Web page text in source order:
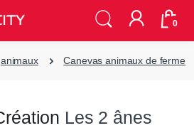
0
animaux Canevas animaux de ferme
Les 2 ânes